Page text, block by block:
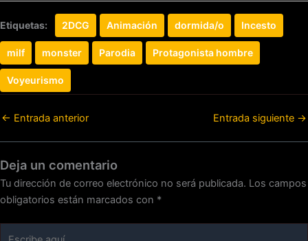
Etiquetas: 2DCG Animación dormida/o Incesto
milf monster Parodia Protagonista hombre
Voyeurismo
← Entrada anterior Entrada siguiente →
Deja un comentario
Tu dirección de correo electrónico no será publicada. Los campos
obligatorios están marcados con *